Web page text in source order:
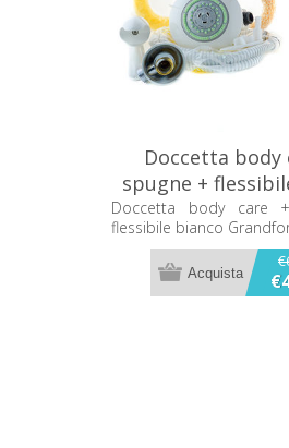
Doccetta body
spugne +
Grandform
Doccetta body care
flessibile bianco